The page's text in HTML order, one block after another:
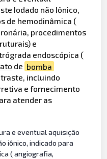
Iodado não Iônico,
de hemodinâmica (
procedimentos
e
endoscópica (
de bomba
incluindo
e fornecimento
atender as
e eventual aquisição
iônico, indicado para
( angiografia,